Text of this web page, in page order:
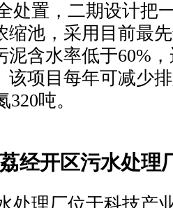
处置，二期设计把
缩池，采用目前最
泥含水率低于60%
该项目每年可减少
吨。
经开区污水处理